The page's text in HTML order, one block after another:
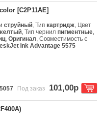
[C2P11AE]
струйный, Типкартридж, Цвет
, Тип чернилпигментные,
,Оригинал, Совместимость с
Ink Advantage 5575
Под заказ 101,00р